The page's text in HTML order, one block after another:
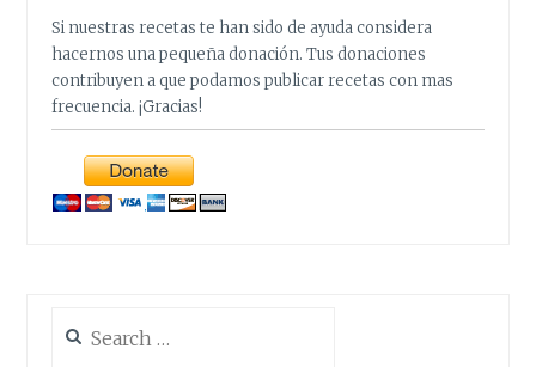
Si nuestras recetas te han sido de ayuda considera
hacernos una pequeña donación. Tus donaciones
contribuyen a que podamos publicar recetas con mas
frecuencia. ¡Gracias!
for: